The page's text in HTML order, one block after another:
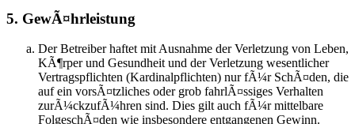
5. GewÃ¤hrleistung
Der Betreiber haftet mit Ausnahme der Verletzung von Leben,
KÃ¶rper und Gesundheit und der Verletzung wesentlicher
Vertragspflichten (Kardinalpflichten) nur fÃ¼r SchÃ¤den, die
auf ein vorsÃ¤tzliches oder grob fahrlÃ¤ssiges Verhalten
zurÃ¼ckzufÃ¼hren sind. Dies gilt auch fÃ¼r mittelbare
FolgeschÃ¤den wie insbesondere entgangenen Gewinn.